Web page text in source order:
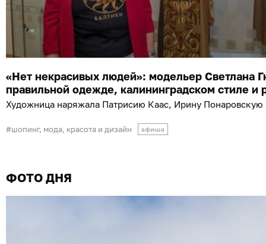
«Нет некрасивых людей»: модельер Светлана
правильной одежде, калининградском стиле и
Художница наряжала Патрисию Каас, Ирину Понаровскую
шопинг, мода, красота и дизайн
ФОТО ДНЯ